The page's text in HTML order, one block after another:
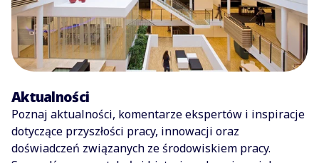
Aktualności
Poznaj aktualności, komentarze ekspertów i inspiracje
dotyczące przyszłości pracy, innowacji oraz
doświadczeń związanych ze środowiskiem pracy.